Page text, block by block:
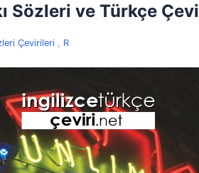
Sözleri ve Türkçe
Çevirileri , R